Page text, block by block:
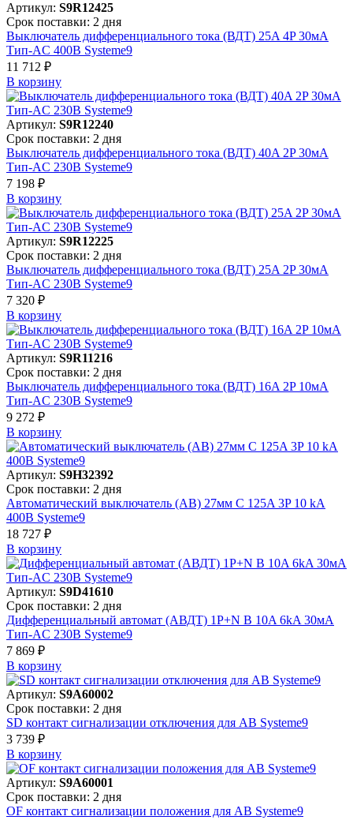
Артикул: S9R12425
Срок поставки: 2 дня
Выключатель дифференциального тока (ВДТ) 25A 4P 30мА
Тип-AC 400В Systeme9
11 712 ₽
В корзинy
Артикул: S9R12240
Срок поставки: 2 дня
Выключатель дифференциального тока (ВДТ) 40A 2P 30мА
Тип-AC 230В Systeme9
7 198 ₽
В корзинy
Артикул: S9R12225
Срок поставки: 2 дня
Выключатель дифференциального тока (ВДТ) 25A 2P 30мА
Тип-AC 230В Systeme9
7 320 ₽
В корзинy
Артикул: S9R11216
Срок поставки: 2 дня
Выключатель дифференциального тока (ВДТ) 16A 2P 10мА
Тип-AC 230В Systeme9
9 272 ₽
В корзинy
Артикул: S9H32392
Срок поставки: 2 дня
Автоматический выключатель (АВ) 27мм C 125A 3P 10 kA
400В Systeme9
18 727 ₽
В корзинy
Артикул: S9D41610
Срок поставки: 2 дня
Дифференциальный автомат (АВДТ) 1P+N B 10A 6kA 30мА
Тип-AC 230В Systeme9
7 869 ₽
В корзинy
Артикул: S9A60002
Срок поставки: 2 дня
SD контакт сигнализации отключения для АВ Systeme9
3 739 ₽
В корзинy
Артикул: S9A60001
Срок поставки: 2 дня
OF контакт сигнализации положения для АВ Systeme9